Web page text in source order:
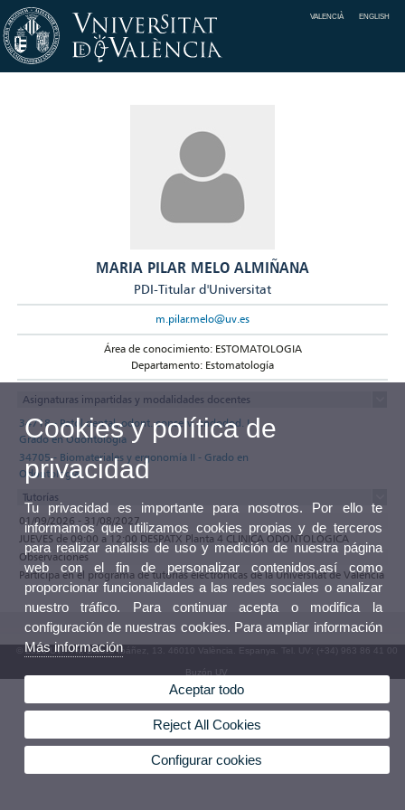
VALENCIÀ ENGLISH
MARIA PILAR MELO ALMIÑANA
PDI-Titular d'Universitat
m.pilar.melo@uv.es
Área de conocimiento: ESTOMATOLOGIA
Departamento: Estomatología
Asignaturas impartidas y modalidades docentes
34718 - Patol.dental, odont. conserv. endodod. I -
Grado en Odontología
34705 - Biomateriales y ergonomía II - Grado en
Odontología
Tutorías
01/09/2026 - 31/08/2027
JUEVES de 09:00 a 12:00 DESPATX Planta 4 CLÍNICA ODONTOLÒGICA
Observaciones
Participa en el programa de tutorías electrónicas de la Universitat de València
© 2026 UV. - Av. Blasco Ibáñez, 13. 46010 València. Espanya. Tel. UV: (+34) 963 86 41 00
Buzón UV
Cookies y política de
privacidad
Tu privacidad es importante para nosotros. Por ello te
informamos que utilizamos cookies propias y de terceros
para realizar análisis de uso y medición de nuestra página
web con el fin de personalizar contenidos,así como
proporcionar funcionalidades a las redes sociales o analizar
nuestro tráfico. Para continuar acepta o modifica la
configuración de nuestras cookies. Para ampliar información
Más información
Aceptar todo
Reject All Cookies
Configurar cookies